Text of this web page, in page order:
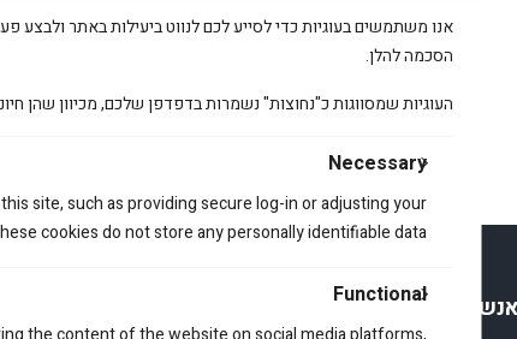
אנו משתמשים בעוגיות כדי לסייע לכם לנווט ביעילות באתר ולבצע
הסכמה להלן.
העוגיות שמסווגות כ"נחוצות" נשמרות בדפדפן שלכם, מכיוון שהן
Necessary
site, such as providing secure log-in or adjusting your
cookies do not store any personally identifiable data.
Functionalאנשי קשר